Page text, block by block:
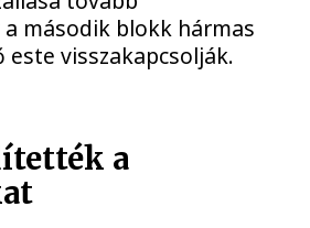
második blokk hármas
visszakapcsolják.
a